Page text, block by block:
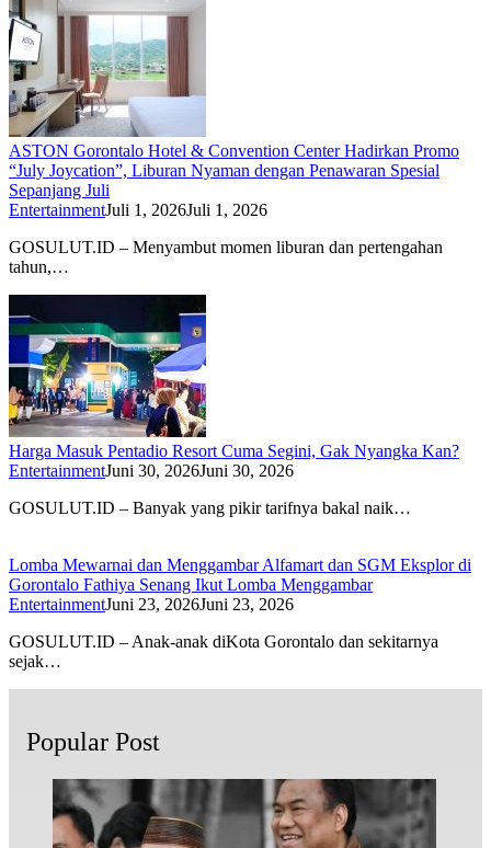
ASTON Gorontalo Hotel & Convention Center Hadirkan Promo
“July Joycation”, Liburan Nyaman dengan Penawaran Spesial
Sepanjang Juli
EntertainmentJuli 1, 2026Juli 1, 2026
GOSULUT.ID – Menyambut momen liburan dan pertengahan
tahun,…
Harga Masuk Pentadio Resort Cuma Segini, Gak Nyangka Kan?
EntertainmentJuni 30, 2026Juni 30, 2026
GOSULUT.ID – Banyak yang pikir tarifnya bakal naik…
Lomba Mewarnai dan Menggambar Alfamart dan SGM Eksplor di
Gorontalo Fathiya Senang Ikut Lomba Menggambar
EntertainmentJuni 23, 2026Juni 23, 2026
GOSULUT.ID – Anak-anak diKota Gorontalo dan sekitarnya
sejak…
Popular Post